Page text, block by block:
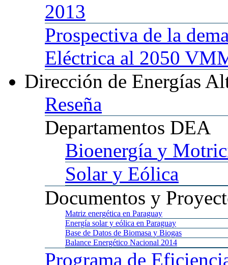
2013
Prospectiva de la
Eléctrica al 2050
Dirección de Energías
Reseña
Departamentos DEA
Bioenergía y
Solar y Eólica
Documentos y
Matriz energética en Paraguay
Energía solar y eólica en Paraguay
Base de Datos de Biomasa y Biogas
Balance Energético Nacional 2014
Programa de